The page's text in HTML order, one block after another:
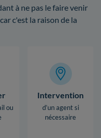
à ne pas le faire venir
c'est la raison de la
ou
Intervention
d’un agent si
nécessaire